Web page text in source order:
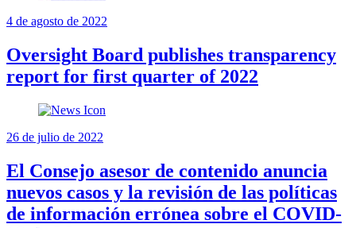
4 de agosto de 2022
Oversight Board publishes transparency
report for first quarter of 2022
26 de julio de 2022
El Consejo asesor de contenido anuncia
nuevos casos y la revisión de las políticas
de información errónea sobre el COVID-